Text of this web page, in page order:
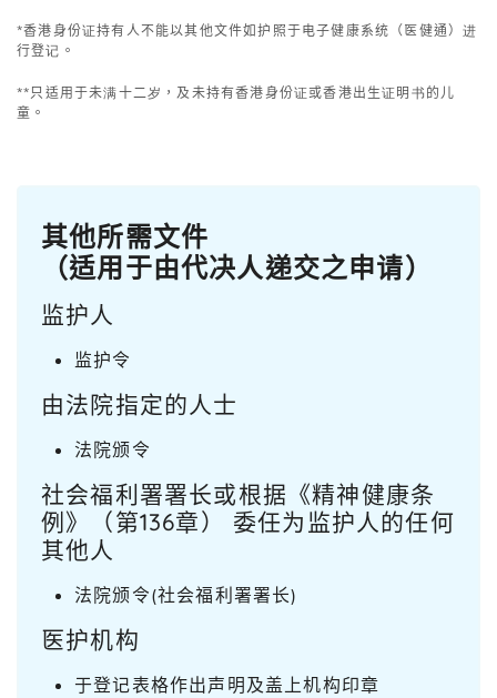
*香港身份证持有人不能以其他文件如护照于电子健康系统（医健通）进
行登记。
**只适用于未满十二岁，及未持有香港身份证或香港出生证明书的儿
童。
其他所需文件
（适用于由代决人递交之申请）
监护人
监护令
由法院指定的人士
法院颁令
社会福利署署长或根据《精神健康条
例》（第136章） 委任为监护人的任何
其他人
法院颁令(社会福利署署长)
医护机构
于登记表格作出声明及盖上机构印章